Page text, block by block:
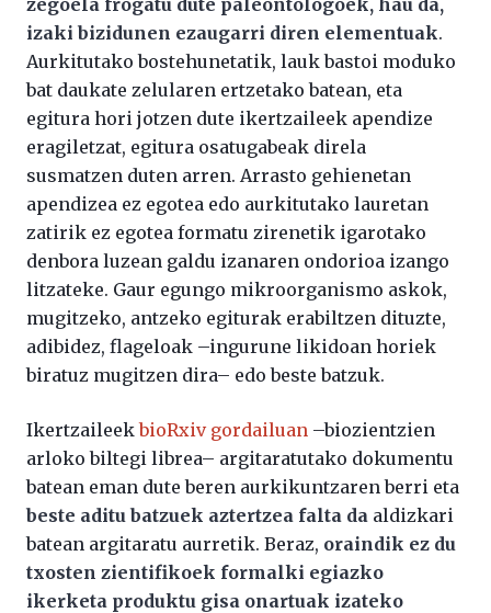
izaki bizidunen ezaugarri diren elementuak.
Aurkitutako bostehunetatik, lauk bastoi moduko
bat daukate zelularen ertzetako batean, eta
egitura hori jotzen dute ikertzaileek apendize
eragiletzat, egitura osatugabeak direla
susmatzen duten arren. Arrasto gehienetan
apendizea ez egotea edo aurkitutako lauretan
zatirik ez egotea formatu zirenetik igarotako
denbora luzean galdu izanaren ondorioa izango
litzateke. Gaur egungo mikroorganismo askok,
mugitzeko, antzeko egiturak erabiltzen dituzte,
adibidez, flageloak –ingurune likidoan horiek
biratuz mugitzen dira– edo beste batzuk.
IkertzaileekbioRxiv gordailuan –biozientzien
arloko biltegi librea– argitaratutako dokumentu
batean eman dute beren aurkikuntzaren berri eta
beste aditu batzuek aztertzea falta da aldizkari
batean argitaratu aurretik. Beraz, oraindik ez du
txosten zientifikoek formalki egiazko
ikerketa produktu gisa onartuak izateko